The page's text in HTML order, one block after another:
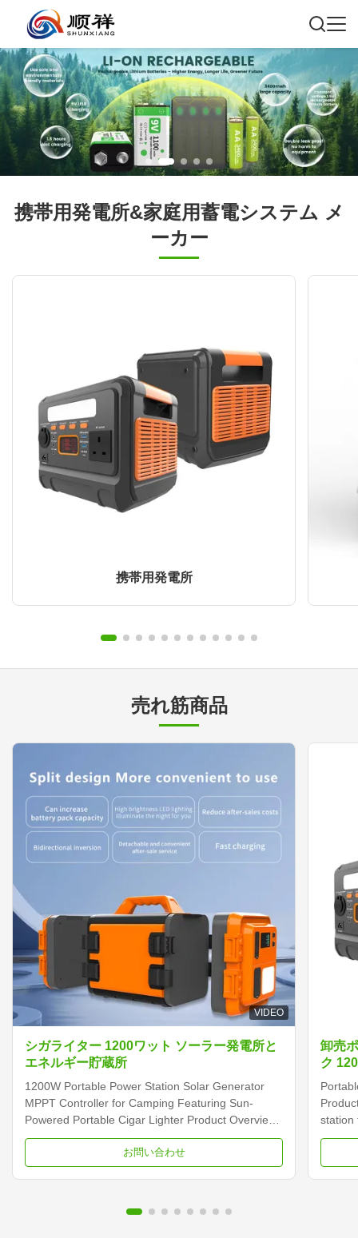
携帯用発電所&家庭用蓄電システム メ
ーカー
携帯用発電所
売れ筋商品
VIDEO
シガライター 1200ワット ソーラー発電所と
エネルギー貯蔵所
1200W Portable Power Station Solar Generator
MPPT Controller for Camping Featuring Sun-
Powered Portable Cigar Lighter Product Overview
The 1200W Portable Power Station Solar
Generator is a versatile power solution featuring
MPPT controller technology, designed for camping
お問い合わせ
卸売
ク
プや
ー
station
pure